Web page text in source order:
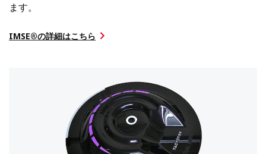
ます。
IMSE®の詳細はこちら